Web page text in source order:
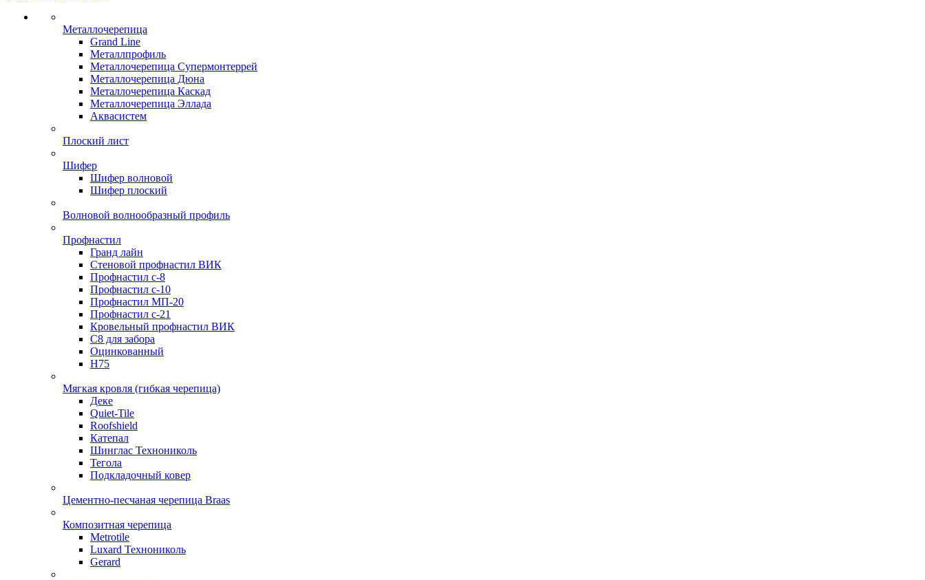
Металлочерепица
Grand Line
Металлпрофиль
Металлочерепица Супермонтеррей
Металлочерепица Дюна
Металлочерепица Каскад
Металлочерепица Эллада
Аквасистем
Плоский лист
Шифер
Шифер волновой
Шифер плоский
Волновой волнообразный профиль
Профнастил
Гранд лайн
Стеновой профнастил ВИК
Профнастил с-8
Профнастил с-10
Профнастил МП-20
Профнастил с-21
Кровельный профнастил ВИК
С8 для забора
Оцинкованный
Н75
Мягкая кровля (гибкая черепица)
Деке
Quiet-Tile
Roofshield
Катепал
Шинглас Технониколь
Тегола
Подкладочный ковер
Цементно-песчаная черепица Braas
Композитная черепица
Metrotile
Luxard Технониколь
Gerard